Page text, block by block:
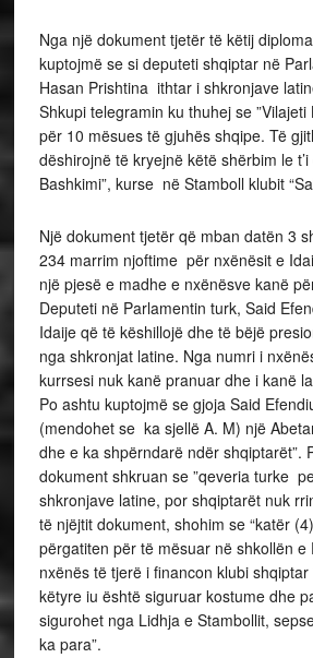
Nga një dokument tjetër të këtij
kuptojmë se si deputeti shqiptar në
Hasan Prishtina ithtar i shkronjave
Shkupi telegramin ku thuhej se
për 10 mësues të gjuhës shqipe. Të
dëshirojnë të kryejnë këtë shërbim le
Bashkimi”, kurse në Stamboll klubit
Një dokument tjetër që mban datën 3
234 marrim njoftime për nxënësit e
një pjesë e madhe e nxënësve kanë
Deputeti në Parlamentin turk, Said
Idaije që të këshillojë dhe të bëjë
nga shkronjat latine. Nga numri i
kurrsesi nuk kanë pranuar dhe i kanë
Po ashtu kuptojmë se gjoja Said
(mendohet se ka sjellë A. M) një
dhe e ka shpërndarë ndër shqiptarët”.
dokument shkruan se ”qeveria turke
shkronjave latine, por shqiptarët nuk
të njëjtit dokument, shohim se “katër
përgatiten për të mësuar në shkollën e
nxënës të tjerë i financon klubi
këtyre iu është siguruar kostume dhe
sigurohet nga Lidhja e Stambollit,
ka para”.